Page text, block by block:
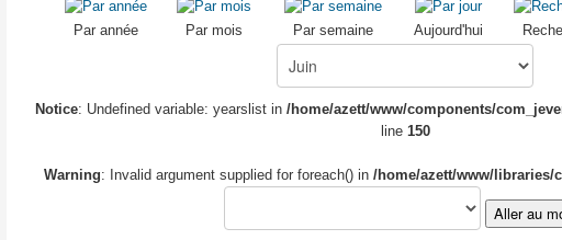
Par année Par mois Par semaine Aujourd'hui
Notice: Undefined variable: yearslist in /home/azett/www/components/
line 150
Warning: Invalid argument supplied for foreach() in/home/azett/www/libraries/
Aller au